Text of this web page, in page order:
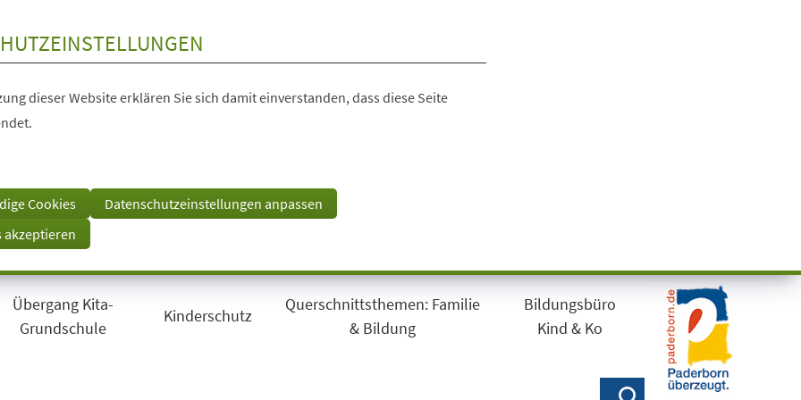
dieser Website erklären Sie sich damit einverstanden, dass diese Seite
Cookies
Datenschutzeinstellungen anpassen
akzeptieren
Übergang Kita-
Grundschule
Kinderschutz
Querschnittsthemen: Familie
& Bildung
Bildungsbüro
Kind & Ko